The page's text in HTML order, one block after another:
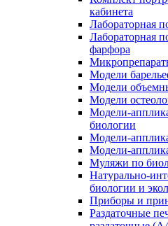
кабинета
Лабораторная
Лабораторная
фарфора
Модели
Модели
Модели
Модели-
биологии
Модели-
Модели-
Муляжи по
Натурально-
биологии и
Приборы и
Раздаточные